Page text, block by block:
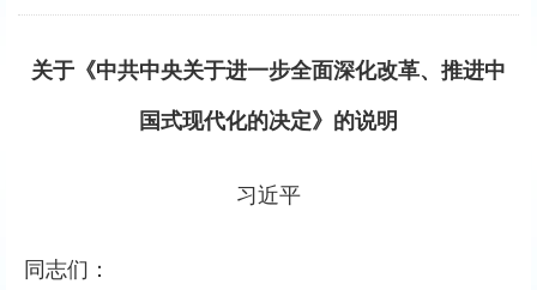
关于《中共中央关于进一步全面深化改革、推进中
国式现代化的决定》的说明
习近平
同志们：